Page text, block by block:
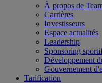
À propos de
Carrières
Investisseurs
Espace actualités
Leadership
Sponsoring
Développement
Gouvernement
Tarification